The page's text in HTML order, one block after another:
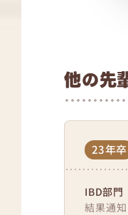
他の先
23年卒
IBD部門
結果通